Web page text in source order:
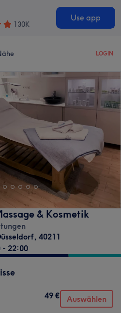
130K
Use app
LOGIN
& Kosmetik
, 40211
- 22:00
49 € Auswählen